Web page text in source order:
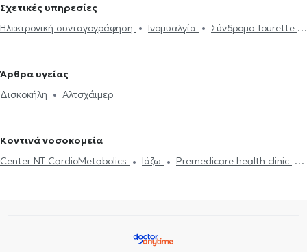
στην Ηλιούπολη
Νευρολόγοι στα Ιλίσια
Νευρολόγοι στους Αμπελόκηπους
Νευρολόγοι στου Ζωγράφου
Νευρολόγοι στο Χαϊδάρι
Σχετικές υπηρεσίες
Ηλεκτρονική συνταγογράφηση
Ινομυαλγία
Σύνδρομο Tourette
Μελέτη Ύπνου
Botox για νευρολογικές παθήσεις
Άρθρα υγείας
Δισκοκήλη
Αλτσχάιμερ
Κοντινά νοσοκομεία
Center NT-CardioMetabolics
Ιάζω
Premedicare health clinic